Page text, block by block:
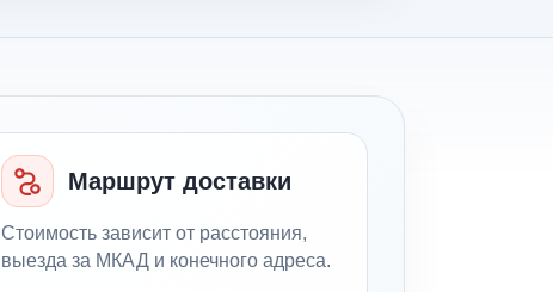
Маршрут доставки
Стоимость зависит от расстояния,
выезда за МКАД и конечного адреса.